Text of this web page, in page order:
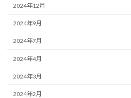
2024年12月
2024年9月
2024年7月
2024年4月
2024年3月
2024年2月